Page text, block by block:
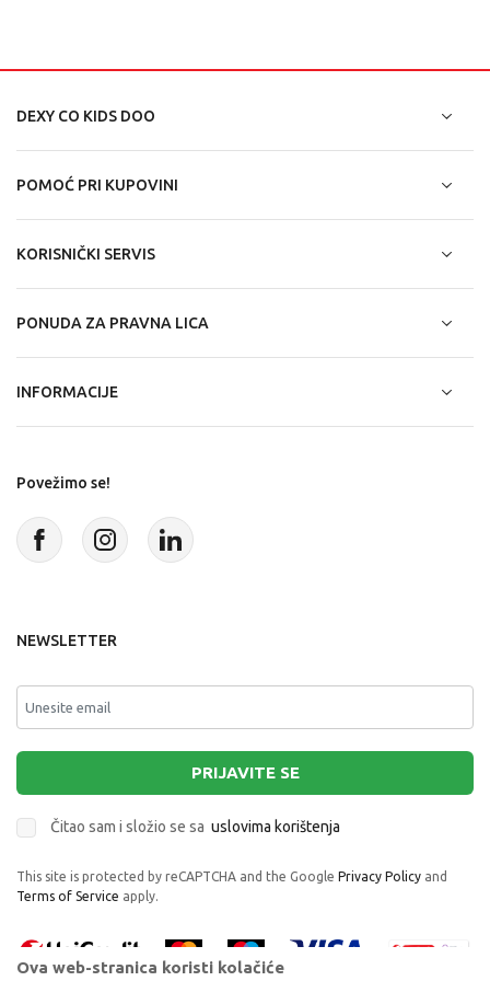
DEXY CO KIDS DOO
POMOĆ PRI KUPOVINI
KORISNIČKI SERVIS
PONUDA ZA PRAVNA LICA
INFORMACIJE
Povežimo se!
NEWSLETTER
PRIJAVITE SE
Čitao sam i složio se sa uslovima korištenja
This site is protected by reCAPTCHA and the Google Privacy Policy and
Terms of Service apply.
Ova web-stranica koristi kolačiće